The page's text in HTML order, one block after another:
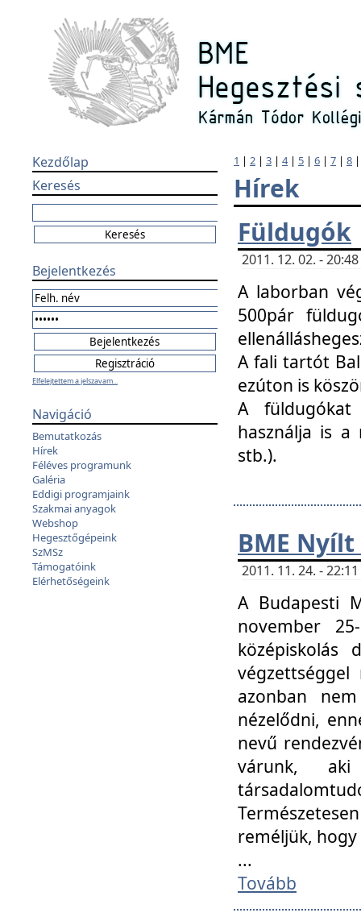
Kezdőlap
Keresés
Bejelentkezés
Elfelejtettem a jelszavam...
Navigáció
Bemutatkozás
Hírek
Féléves programunk
Galéria
Eddigi programjaink
Szakmai anyagok
Webshop
Hegesztőgépeink
SzMSz
Támogatóink
Elérhetőségeink
1 | 2 | 3 | 4| 5 | 6 | 7 | 8
Hírek
Füldugók
2011. 12. 02. -
A laborban
500pár
A fali tartót
ezúton is
A füldugókat
használja is a
stb.).
BME
2011. 11. 24. -
A Budapesti
november
középiskolás
azonban
nézelődni,
nevű
várunk, aki
reméljük,
...
Tovább